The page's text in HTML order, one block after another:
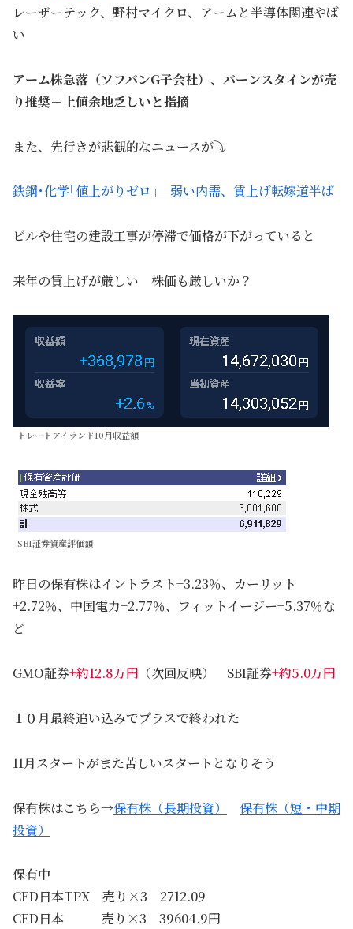
レーザーテック、野村マイクロ、アームと半導体関連やば
い
アーム株急落（ソフバンG子会社）、バーンスタインが売
り推奨－上値余地乏しいと指摘
また、先行きが悲観的なニュースが⤵
鉄鋼･化学｢値上がりゼロ｣ 弱い内需、賃上げ転嫁道半ば
ビルや住宅の建設工事が停滞で価格が下がっていると
来年の賃上げが厳しい 株価も厳しいか？
トレードアイランド10月収益額
SBI証券資産評価額
昨日の保有株はイントラスト+3.23％、カーリット
+2.72％、中国電力+2.77％、フィットイージー+5.37％な
ど
GMO証券+約12.8万円 （次回反映） SBI証券+約5.0万円
１０月最終追い込みでプラスで終われた
11月スタートがまた苦しいスタートとなりそう
保有株はこちら→保有株（長期投資）
保有株（短・中期
投資）
保有中
CFD日本TPX 売り×3 2712.09
CFD日本 売り×3 39604.9円